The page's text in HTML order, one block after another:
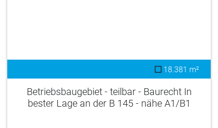
18.381 m²
Betriebsbaugebiet - teilbar - Baurecht In
bester Lage an der B 145 - nähe A1/B1